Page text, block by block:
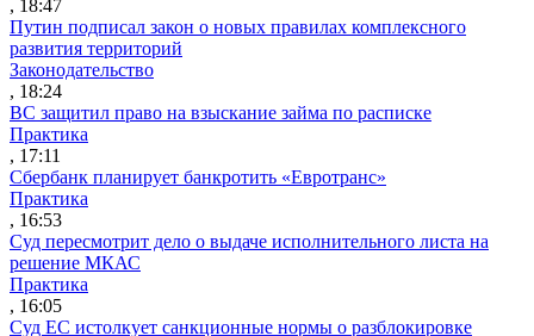
, 18:47
Путин подписал закон о новых правилах комплексного
развития территорий
Законодательство
, 18:24
ВС защитил право на взыскание займа по расписке
Практика
, 17:11
Сбербанк планирует банкротить «Евротранс»
Практика
, 16:53
Суд пересмотрит дело о выдаче исполнительного листа на
решение МКАС
Практика
, 16:05
Суд ЕС истолкует санкционные нормы о разблокировке